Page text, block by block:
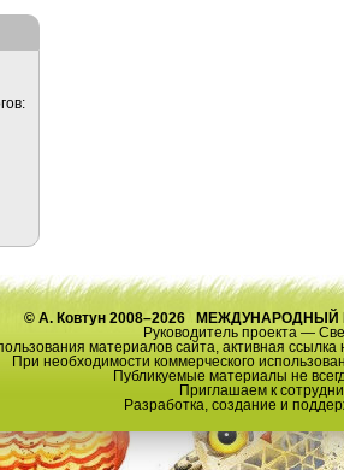
© А. Ковтун 2008–2026
Руководитель проекта —
материалов сайта, активная ссылка
При необходимости коммерческого
Публикуемые материалы не
Приглашаем к
Разработка, создание и